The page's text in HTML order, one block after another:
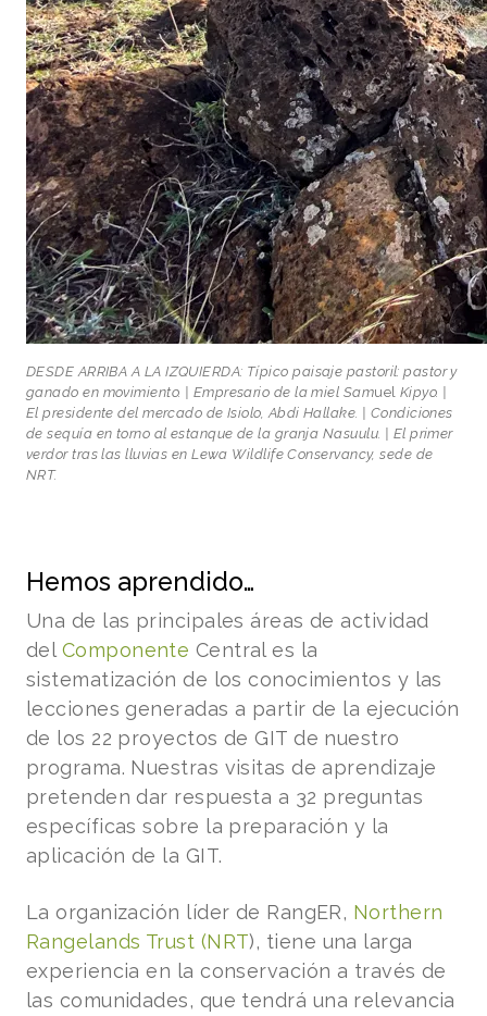
DESDE ARRIBA A LA IZQUIERDA: Típico paisaje pastoril: pastor y
ganado en movimiento. | Empresario de la miel Samuel Kipyo. |
El presidente del mercado de Isiolo, Abdi Hallake. | Condiciones
de sequía en torno al estanque de la granja Nasuulu. | El primer
verdor tras las lluvias en Lewa Wildlife Conservancy, sede de
NRT.
Hemos aprendido…
Una de las principales áreas de actividad
del Componente Central es la
sistematización de los conocimientos y las
lecciones generadas a partir de la ejecución
de los 22 proyectos de GIT de nuestro
programa. Nuestras visitas de aprendizaje
pretenden dar respuesta a 32 preguntas
específicas sobre la preparación y la
aplicación de la GIT.
La organización líder de RangER, Northern
Rangelands Trust (NRT), tiene una larga
experiencia en la conservación a través de
las comunidades, que tendrá una relevancia